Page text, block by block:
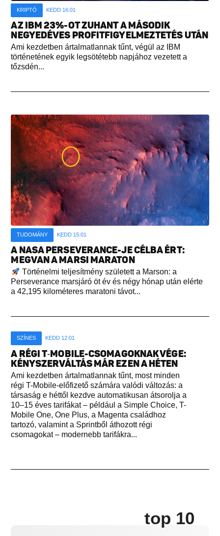
KRIPTÓ KEDD 16:01
AZ IBM 23%-OT ZUHANT A MÁSODIK
NEGYEDÉVES PROFITFIGYELMEZTETÉS UTÁN
Ami kezdetben ártalmatlannak tűnt, végül az IBM
történetének egyik legsötétebb napjához vezetett a
tőzsdén...
TUDOMÁNY KEDD 15:01
A NASA PERSEVERANCE-JE CÉLBA ÉRT:
MEGVAN A MARSI MARATON
Történelmi teljesítmény született a Marson: a
Perseverance marsjáró öt év és négy hónap után elérte
a 42,195 kilométeres maratoni távot...
SZÍNES KEDD 12:01
A RÉGI T‑MOBILE-CSOMAGOKNAK VÉGE:
KÉNYSZERVÁLTÁS MÁR EZEN A HÉTEN
Ami kezdetben ártalmatlannak tűnt, most minden
régi T-Mobile-előfizető számára valódi változás: a
társaság e héttől kezdve automatikusan átsorolja a
10–15 éves tarifákat – például a Simple Choice, T-
Mobile One, One Plus, a Magenta családhoz
tartozó, valamint a Sprintből áthozott régi
csomagokat – modernebb tarifákra...
top 10